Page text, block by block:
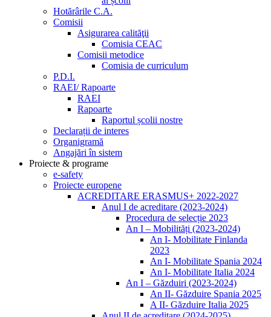
Hotărârile C.A.
Comisii
Asigurarea calităţii
Comisia CEAC
Comisii metodice
Comisia de curriculum
P.D.I.
RAEI/ Rapoarte
RAEI
Rapoarte
Raportul școlii nostre
Declarații de interes
Organigramă
Angajări în sistem
Proiecte & programe
e-safety
Proiecte europene
ACREDITARE ERASMUS+ 2022-2027
Anul I de acreditare (2023-2024)
Procedura de selecție 2023
An I – Mobilități (2023-2024)
An I- Mobilitate Finlanda
2023
An I- Mobilitate Spania 2024
An I- Mobilitate Italia 2024
An I – Găzduiri (2023-2024)
An II- Găzduire Spania 2025
A II- Găzduire Italia 2025